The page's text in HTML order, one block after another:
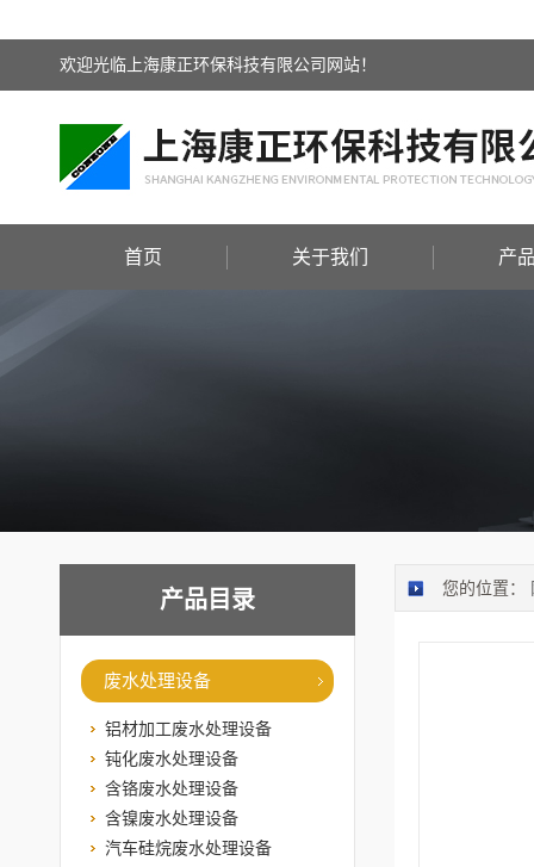
欢迎光临上海康正环保科技有限公司网站！
首页 关于我们 产
产品目录
废水处理设备
铝材加工废水处理设备
钝化废水处理设备
含铬废水处理设备
含镍废水处理设备
汽车硅烷废水处理设备
您的位置：